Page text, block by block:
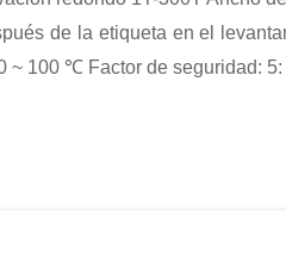
de la etiqueta en el
~ 100 ℃ Factor de seguridad: 5: